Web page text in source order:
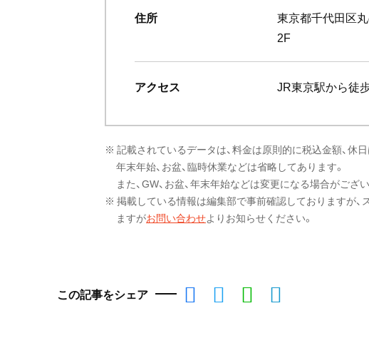
住所
東京都千代田区
2F
アクセス JR東京駅から徒
※ 記載されているデータは、料金は原則的に税込金額、休
年末年始、お盆、臨時休業などは省略してあります。
また、GW、お盆、年末年始などは変更になる場合がござ
※ 掲載している情報は編集部で事前確認しておりますが
ますがお問い合わせよりお知らせください。
この記事をシェア